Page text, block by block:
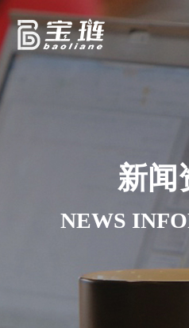
新闻
NEWS